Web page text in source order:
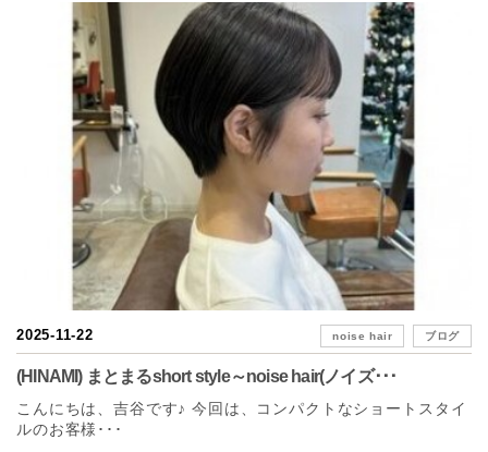
2025-11-22 noise hair ブログ
(HINAMI) まとまるshort style～noise hair(ノイズ･･･
こんにちは、吉谷です♪ 今回は、コンパクトなショートスタイ
ルのお客様･･･